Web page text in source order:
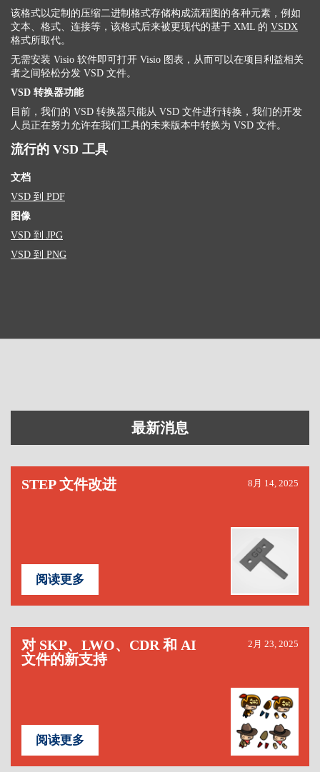
该格式以定制的压缩二进制格式存储构成流程图的各种元素，例如
文本、格式、连接等，该格式后来被更现代的基于 XML 的 VSDX
格式所取代。
无需安装 Visio 软件即可打开 Visio 图表，从而可以在项目利益相关
者之间轻松分发 VSD 文件。
VSD 转换器功能
目前，我们的 VSD 转换器只能从 VSD 文件进行转换，我们的开发
人员正在努力允许在我们工具的未来版本中转换为 VSD 文件。
流行的 VSD 工具
文档
VSD 到 PDF
图像
VSD 到 JPG
VSD 到 PNG
最新消息
STEP 文件改进 8月 14, 2025
阅读更多
对 SKP、LWO、CDR 和 AI
文件的新支持
2月 23, 2025
阅读更多